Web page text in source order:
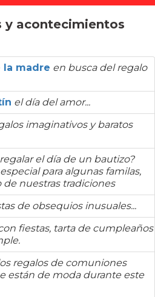
y acontecimientos
la madre en busca del regalo
el día del amor...
imaginativos y baratos
el día de un bautizo?
para algunas familas,
de nuestras tradiciones
de obsequios inusuales...
fiestas, tarta de cumpleaños
regalos de comuniones
están de moda durante este